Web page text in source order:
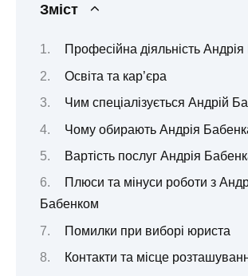
Зміст
Професійна діяльність
Освіта та кар’єра
Чим спеціалізується Андрій
Чому обирають Андрія
Вартість послуг Андрія
Плюси та мінуси роботи з
Бабенком
Помилки при виборі юриста
Контакти та місце